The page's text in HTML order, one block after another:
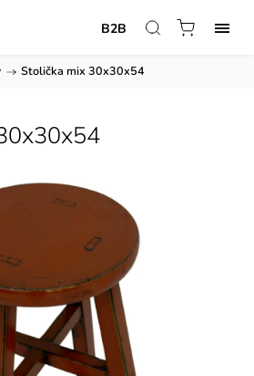
B2B
/ Stolička mix 30x30x54